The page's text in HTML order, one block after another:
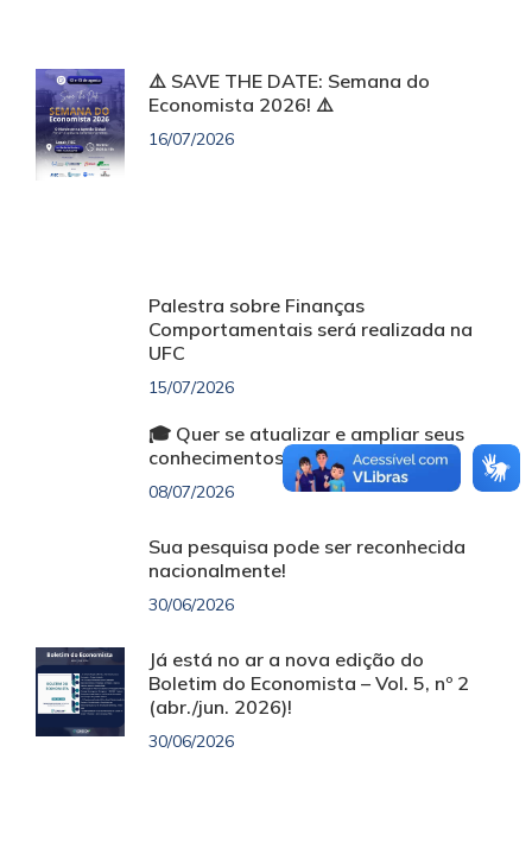
⚠️ SAVE THE DATE: Semana do
Economista 2026! ⚠️
16/07/2026
Palestra sobre Finanças
Comportamentais será realizada na
UFC
15/07/2026
🎓 Quer se atualizar e ampliar seus
conhecimentos sem custo?
08/07/2026
Sua pesquisa pode ser reconhecida
nacionalmente!
30/06/2026
Já está no ar a nova edição do
Boletim do Economista – Vol. 5, nº 2
(abr./jun. 2026)!
30/06/2026